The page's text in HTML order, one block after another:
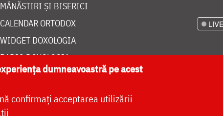
MĂNĂSTIRI ȘI BISERICI
CALENDAR ORTODOX
WIDGET DOXOLOGIA
RADIO DOXOLOGIA
LIVE
dumneavoastră pe acest
confirmați acceptarea utilizării